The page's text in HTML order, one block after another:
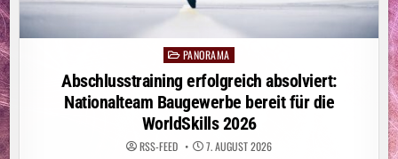
Posted
in
PANORAMA
Abschlusstraining erfolgreich absolviert:
Nationalteam Baugewerbe bereit für die
WorldSkills 2026
RSS-FEED 7. AUGUST 2026